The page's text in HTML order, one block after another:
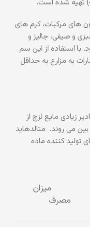
تهیه شده است.
های مرکبات، کرم های
و صیفی، جالیز و
با استفاده از این سم
به مزارع به حداقل
زیادی مایع لزج از
می روند. متالدهاید
تولید کننده ماده
میزان
مصرف